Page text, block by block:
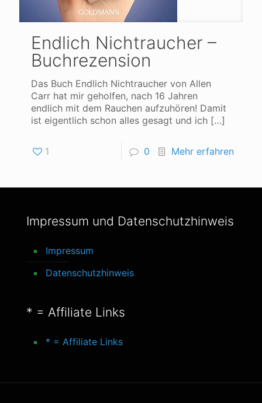
Endlich Nichtraucher –
Buchrezension
Das Buch Endlich Nichtraucher von Allen
Carr hat mir geholfen, nach 16 Jahren
endlich mit dem Rauchen aufzuhören! Damit
ist eigentlich schon alles gesagt und ich […]
1 0 Mehr erfahren
Impressum und Datenschutzhinweis
Impressum
Datenschutzhinweis
* = Affiliate Links
* = Affiliate Links